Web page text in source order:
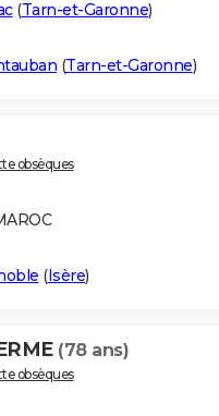
(Tarn-et-Garonne)
(Tarn-et-Garonne)
obsèques
(Isère)
(78 ans)
obsèques